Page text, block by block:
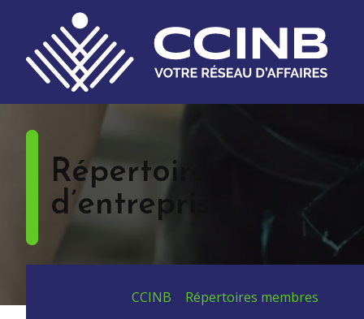
Répertoire
d’entreprises
CCINB Répertoires membres